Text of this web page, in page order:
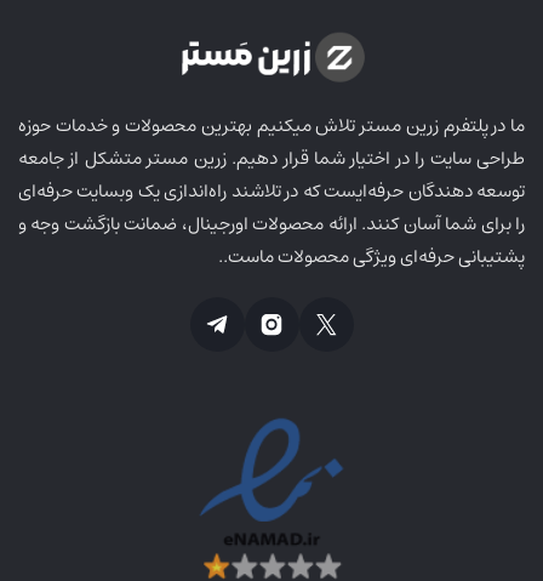
ما در پلتفرم زرین مستر تلاش میکنیم بهترین محصولات و خدمات حوزه
طراحی سایت را در اختیار شما قرار دهیم. زرین مستر متشکل از جامعه
توسعه دهندگان حرفه‌ایست که در تلاشند راه‌اندازی یک وبسایت حرفه‌ای
را برای شما آسان کنند. ارائه محصولات اورجینال، ضمانت بازگشت وجه و
پشتیبانی حرفه‌ای ویژگی محصولات ماست..